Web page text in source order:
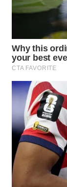
WN
WN
BOGOR
WN
DEPOK
WN
TAPANULI
UTARA
SAMOSIR